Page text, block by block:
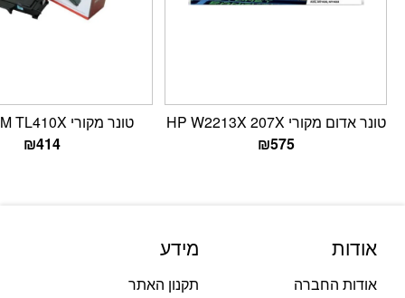
טונר אדום מקורי HP W2213X 207X
₪575
טונר מקורי PANTUM TL410X
₪414
אודות
אודות החברה
מידע
תקנון האתר